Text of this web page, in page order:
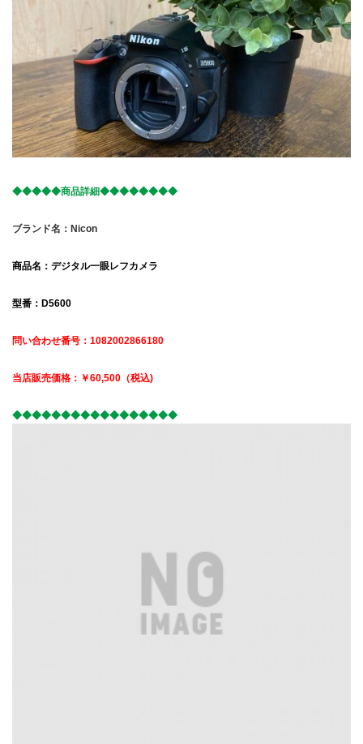
◆◆◆◆◆商品詳細◆◆◆◆◆◆◆◆
ブランド名：Nicon
商品名：デジタル一眼レフカメラ
型番：D5600
問い合わせ番号：1082002866180
当店販売価格：￥60,500（税込)
◆◆◆◆◆◆◆◆◆◆◆◆◆◆◆◆◆